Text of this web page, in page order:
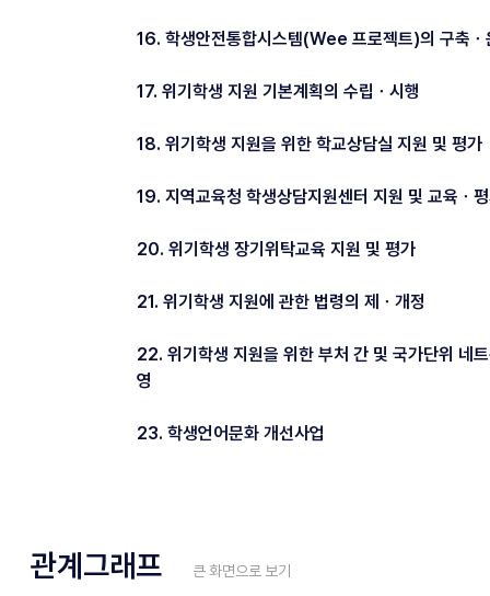
16. 학생안전통합시스템(Wee 프로젝트)의 구축ㆍ
17. 위기학생 지원 기본계획의 수립ㆍ시행
18. 위기학생 지원을 위한 학교상담실 지원 및 평가
19. 지역교육청 학생상담지원센터 지원 및 교육ㆍ
20. 위기학생 장기위탁교육 지원 및 평가
21. 위기학생 지원에 관한 법령의 제ㆍ개정
22. 위기학생 지원을 위한 부처 간 및 국가단위 네
영
23. 학생언어문화 개선사업
관계그래프 큰 화면으로 보기